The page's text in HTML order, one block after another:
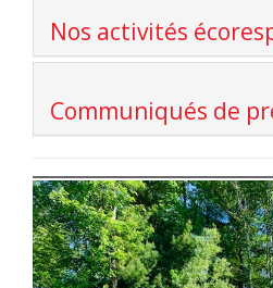
Nos activités
Communiqués de